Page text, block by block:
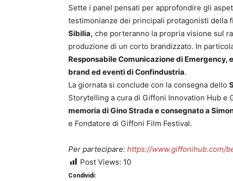
Sette i panel pensati per approfondire gli
testimonianze dei principali protagonisti della
Sibilia, che porteranno la propria visione sul
produzione di un corto brandizzato. In
Responsabile Comunicazione di Emergency, e
brand ed eventi di Confindustria.
La giornata si conclude con la consegna dello
Storytelling a cura di Giffoni Innovation Hub e
memoria di Gino Strada e consegnato a
e Fondatore di Giffoni Film Festival.
Per partecipare: https://www.giffonihub.com/
Post Views: 10
Condividi: